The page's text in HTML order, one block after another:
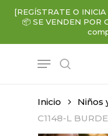
content
[REGÍSTRATE O
📦 SE VENDEN POR
search
Menu
Inicio Niños
C1148-L